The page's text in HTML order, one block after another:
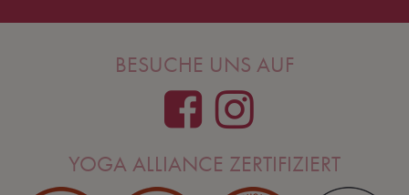
BESUCHE UNS AUF
YOGA ALLIANCE ZERTIFIZIERT